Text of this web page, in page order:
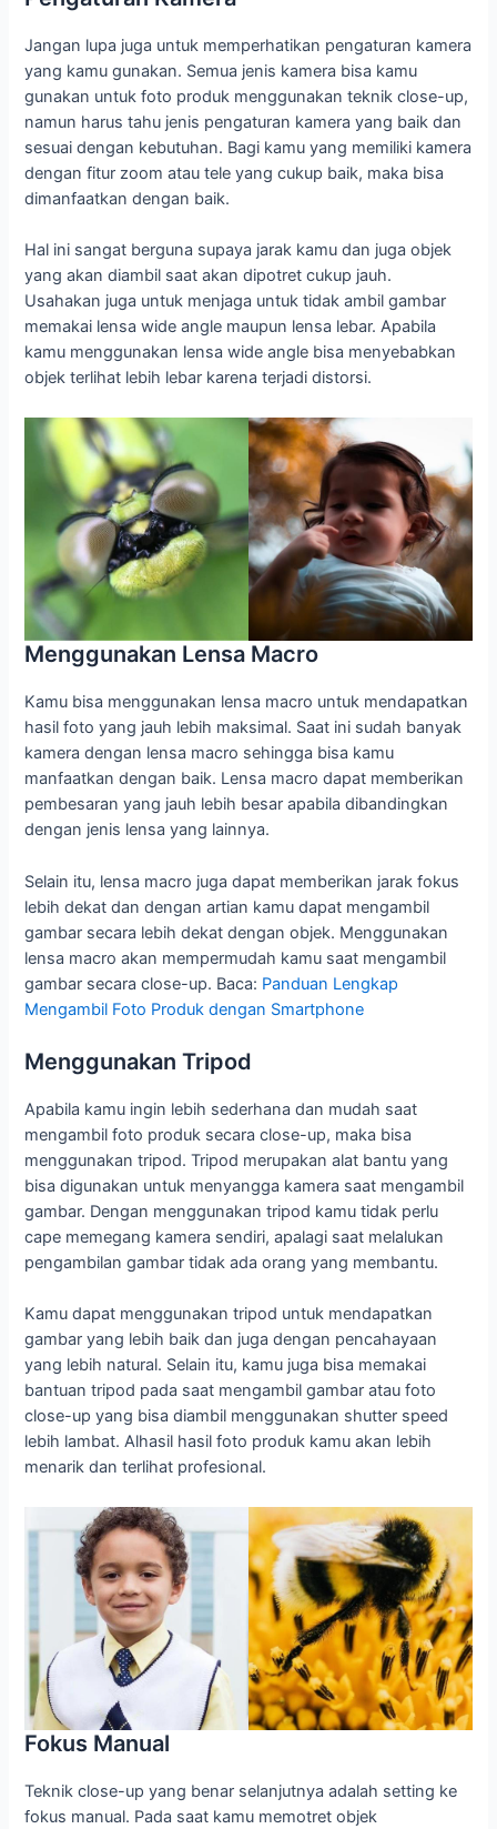
Jangan lupa juga untuk memperhatikan pengaturan kamera
yang kamu gunakan. Semua jenis kamera bisa kamu
gunakan untuk foto produk menggunakan teknik close-up,
namun harus tahu jenis pengaturan kamera yang baik dan
sesuai dengan kebutuhan. Bagi kamu yang memiliki kamera
dengan fitur zoom atau tele yang cukup baik, maka bisa
dimanfaatkan dengan baik.
Hal ini sangat berguna supaya jarak kamu dan juga objek
yang akan diambil saat akan dipotret cukup jauh.
Usahakan juga untuk menjaga untuk tidak ambil gambar
memakai lensa wide angle maupun lensa lebar. Apabila
kamu menggunakan lensa wide angle bisa menyebabkan
objek terlihat lebih lebar karena terjadi distorsi.
Menggunakan Lensa Macro
Kamu bisa menggunakan lensa macro untuk mendapatkan
hasil foto yang jauh lebih maksimal. Saat ini sudah banyak
kamera dengan lensa macro sehingga bisa kamu
manfaatkan dengan baik. Lensa macro dapat memberikan
pembesaran yang jauh lebih besar apabila dibandingkan
dengan jenis lensa yang lainnya.
Selain itu, lensa macro juga dapat memberikan jarak fokus
lebih dekat dan dengan artian kamu dapat mengambil
gambar secara lebih dekat dengan objek. Menggunakan
lensa macro akan mempermudah kamu saat mengambil
gambar secara close-up. Baca: Panduan Lengkap
Mengambil Foto Produk dengan Smartphone
Menggunakan Tripod
Apabila kamu ingin lebih sederhana dan mudah saat
mengambil foto produk secara close-up, maka bisa
menggunakan tripod. Tripod merupakan alat bantu yang
bisa digunakan untuk menyangga kamera saat mengambil
gambar. Dengan menggunakan tripod kamu tidak perlu
cape memegang kamera sendiri, apalagi saat melalukan
pengambilan gambar tidak ada orang yang membantu.
Kamu dapat menggunakan tripod untuk mendapatkan
gambar yang lebih baik dan juga dengan pencahayaan
yang lebih natural. Selain itu, kamu juga bisa memakai
bantuan tripod pada saat mengambil gambar atau foto
close-up yang bisa diambil menggunakan shutter speed
lebih lambat. Alhasil hasil foto produk kamu akan lebih
menarik dan terlihat profesional.
Fokus Manual
Teknik close-up yang benar selanjutnya adalah setting ke
fokus manual. Pada saat kamu memotret objek